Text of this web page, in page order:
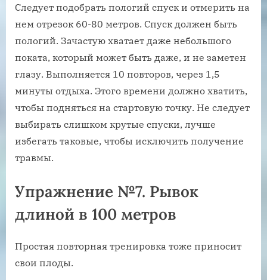
Следует подобрать пологий спуск и отмерить на
нем отрезок 60-80 метров. Спуск должен быть
пологий. Зачастую хватает даже небольшого
поката, который может быть даже, и не заметен
глазу. Выполняется 10 повторов, через 1,5
минуты отдыха. Этого времени должно хватить,
чтобы подняться на стартовую точку. Не следует
выбирать слишком крутые спуски, лучше
избегать таковые, чтобы исключить получение
травмы.
Упражнение №7. Рывок
длиной в 100 метров
Простая повторная тренировка тоже приносит
свои плоды.